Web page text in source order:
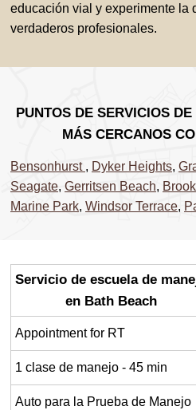
educación vial y experimente la
verdaderos profesionales.
PUNTOS DE SERVICIOS
MÁS CERCANOS
Bensonhurst , Dyker Heights,
Seagate, Gerritsen Beach,
Marine Park, Windsor Terrace,
Servicio de escuela de
en Bath Beach
Appointment for RT
1 clase de manejo - 45 min
Auto para la Prueba de Manejo